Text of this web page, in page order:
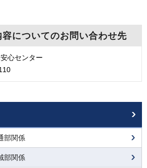
についてのお問い合わせ先
心センター
部関係
部関係